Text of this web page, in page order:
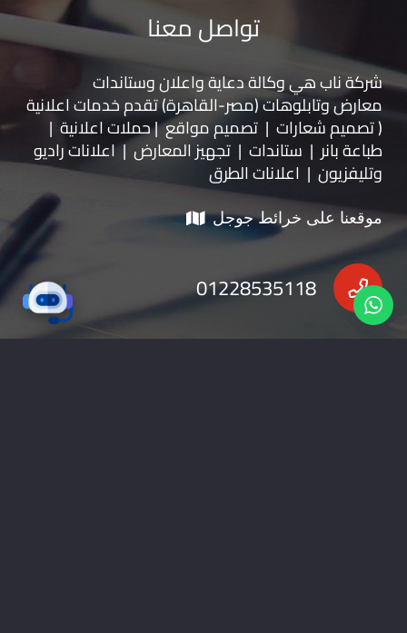
تواصل معنا
شركة ناب هي وكالة دعاية واعلان وستاندات
معارضوتابلوهات(مصر-القاهرة) تقدم خدمات اعلانية
( تصميم شعارات | تصميم مواقع | حملات اعلانية |
طباعة بانر | ستاندات | تجهيز المعارض | اعلانات راديو
وتليفزيون | اعلانات الطرق
موقعنا على خرائط جوجل
01228535118